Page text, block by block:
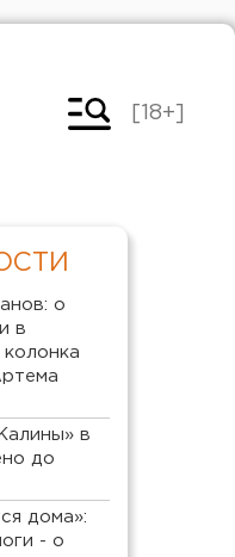
[18+]
о
в
в
до
дома»:
- о